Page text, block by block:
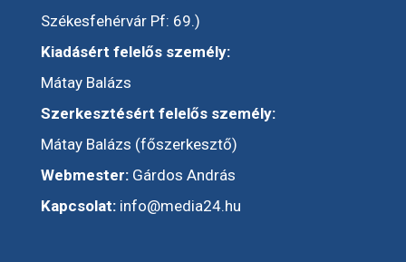
Székesfehérvár Pf: 69.)
Kiadásért felelős személy:
Mátay Balázs
Szerkesztésért felelős személy:
Mátay Balázs (főszerkesztő)
Webmester:Gárdos András
Kapcsolat: info@media24.hu